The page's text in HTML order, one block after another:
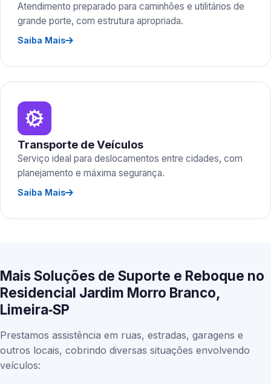
Atendimento preparado para caminhões e utilitários de
grande porte, com estrutura apropriada.
Saiba Mais
Transporte de Veículos
Serviço ideal para deslocamentos entre cidades, com
planejamento e máxima segurança.
Saiba Mais
Mais Soluções de Suporte e Reboque no
Residencial Jardim Morro Branco,
Limeira‑SP
Prestamos assistência em ruas, estradas, garagens e
outros locais, cobrindo diversas situações envolvendo
veículos: